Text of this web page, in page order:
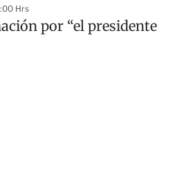
Hrs
por “el presidente